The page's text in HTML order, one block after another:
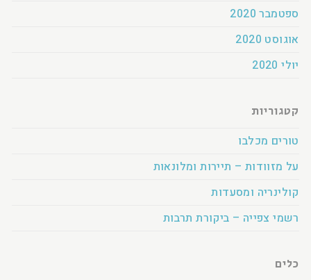
ספטמבר 2020
אוגוסט 2020
יולי 2020
קטגוריות
טורים מכלבו
על מזוודות – תיירות ומלונאות
קולינריה ומסעדות
רשמי צפייה – ביקורת תרבות
כלים